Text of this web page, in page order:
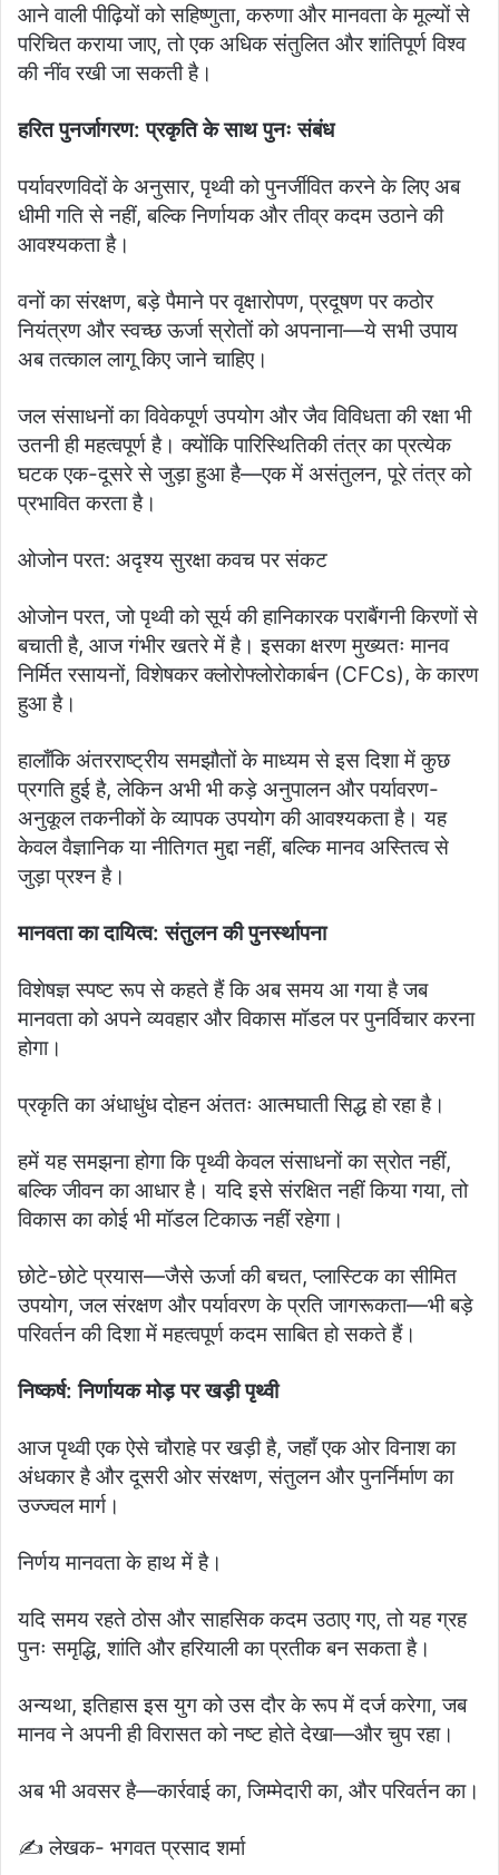
आने वाली पीढ़ियों को सहिष्णुता, करुणा और मानवता के मूल्यों से
परिचित कराया जाए, तो एक अधिक संतुलित और शांतिपूर्ण विश्व
की नींव रखी जा सकती है।
हरित पुनर्जागरण: प्रकृति के साथ पुनः संबंध
पर्यावरणविदों के अनुसार, पृथ्वी को पुनर्जीवित करने के लिए अब
धीमी गति से नहीं, बल्कि निर्णायक और तीव्र कदम उठाने की
आवश्यकता है।
वनों का संरक्षण, बड़े पैमाने पर वृक्षारोपण, प्रदूषण पर कठोर
नियंत्रण और स्वच्छ ऊर्जा स्रोतों को अपनाना—ये सभी उपाय
अब तत्काल लागू किए जाने चाहिए।
जल संसाधनों का विवेकपूर्ण उपयोग और जैव विविधता की रक्षा भी
उतनी ही महत्वपूर्ण है। क्योंकि पारिस्थितिकी तंत्र का प्रत्येक
घटक एक-दूसरे से जुड़ा हुआ है—एक में असंतुलन, पूरे तंत्र को
प्रभावित करता है।
ओजोन परत: अदृश्य सुरक्षा कवच पर संकट
ओजोन परत, जो पृथ्वी को सूर्य की हानिकारक पराबैंगनी किरणों से
बचाती है, आज गंभीर खतरे में है। इसका क्षरण मुख्यतः मानव
निर्मित रसायनों, विशेषकर क्लोरोफ्लोरोकार्बन (CFCs), के कारण
हुआ है।
हालाँकि अंतरराष्ट्रीय समझौतों के माध्यम से इस दिशा में कुछ
प्रगति हुई है, लेकिन अभी भी कड़े अनुपालन और पर्यावरण-
अनुकूल तकनीकों के व्यापक उपयोग की आवश्यकता है। यह
केवल वैज्ञानिक या नीतिगत मुद्दा नहीं, बल्कि मानव अस्तित्व से
जुड़ा प्रश्न है।
मानवता का दायित्व: संतुलन की पुनर्स्थापना
विशेषज्ञ स्पष्ट रूप से कहते हैं कि अब समय आ गया है जब
मानवता को अपने व्यवहार और विकास मॉडल पर पुनर्विचार करना
होगा।
प्रकृति का अंधाधुंध दोहन अंततः आत्मघाती सिद्ध हो रहा है।
हमें यह समझना होगा कि पृथ्वी केवल संसाधनों का स्रोत नहीं,
बल्कि जीवन का आधार है। यदि इसे संरक्षित नहीं किया गया, तो
विकास का कोई भी मॉडल टिकाऊ नहीं रहेगा।
छोटे-छोटे प्रयास—जैसे ऊर्जा की बचत, प्लास्टिक का सीमित
उपयोग, जल संरक्षण और पर्यावरण के प्रति जागरूकता—भी बड़े
परिवर्तन की दिशा में महत्वपूर्ण कदम साबित हो सकते हैं।
निष्कर्ष: निर्णायक मोड़ पर खड़ी पृथ्वी
आज पृथ्वी एक ऐसे चौराहे पर खड़ी है, जहाँ एक ओर विनाश का
अंधकार है और दूसरी ओर संरक्षण, संतुलन और पुनर्निर्माण का
उज्ज्वल मार्ग।
निर्णय मानवता के हाथ में है।
यदि समय रहते ठोस और साहसिक कदम उठाए गए, तो यह ग्रह
पुनः समृद्धि, शांति और हरियाली का प्रतीक बन सकता है।
अन्यथा, इतिहास इस युग को उस दौर के रूप में दर्ज करेगा, जब
मानव ने अपनी ही विरासत को नष्ट होते देखा—और चुप रहा।
अब भी अवसर है—कार्रवाई का, जिम्मेदारी का, और परिवर्तन का।
✍️ लेखक- भगवत प्रसाद शर्मा